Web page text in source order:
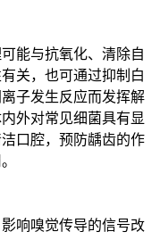
能与抗氧化、清除自
关，也可通过抑制白
子发生反应而发挥解
外对常见细菌具有显
口腔，预防龋齿的作
响嗅觉传导的信号改